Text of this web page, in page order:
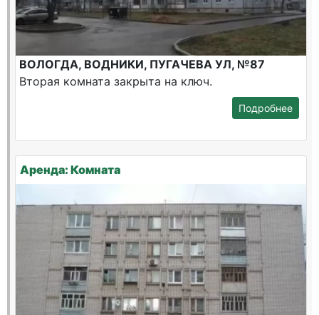
ВОЛОГДА, ВОДНИКИ, ПУГАЧЕВА УЛ, №87
Вторая комната закрыта на ключ.
Подробнее
Аренда: Комната